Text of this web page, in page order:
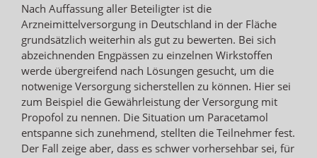
Nach Auffassung aller Beteiligter ist die
Arzneimittelversorgung in Deutschland in der Fläche
grundsätzlich weiterhin als gut zu bewerten. Bei sich
abzeichnenden Engpässen zu einzelnen Wirkstoffen
werde übergreifend nach Lösungen gesucht, um die
notwenige Versorgung sicherstellen zu können. Hier sei
zum Beispiel die Gewährleistung der Versorgung mit
Propofol zu nennen. Die Situation um Paracetamol
entspanne sich zunehmend, stellten die Teilnehmer fest.
Der Fall zeige aber, dass es schwer vorhersehbar sei, für